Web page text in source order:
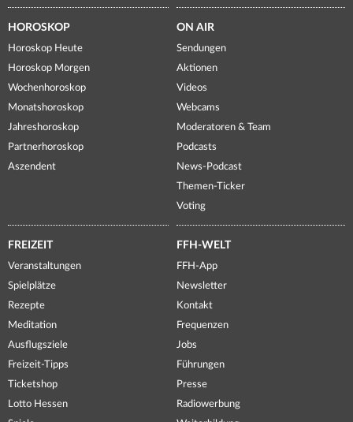
HOROSKOP
Horoskop Heute
Horoskop Morgen
Wochenhoroskop
Monatshoroskop
Jahreshoroskop
Partnerhoroskop
Aszendent
ON AIR
Sendungen
Aktionen
Videos
Webcams
Moderatoren & Team
Podcasts
News-Podcast
Themen-Ticker
Voting
FREIZEIT
Veranstaltungen
Spielplätze
Rezepte
Meditation
Ausflugsziele
Freizeit-Tipps
Ticketshop
Lotto Hessen
FFH-WELT
FFH-App
Newsletter
Kontakt
Frequenzen
Jobs
Führungen
Presse
Radiowerbung